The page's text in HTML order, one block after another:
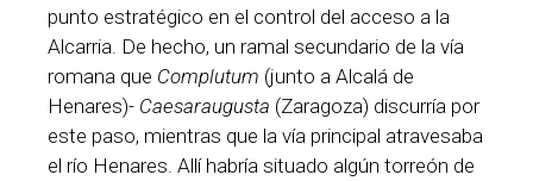
punto estratégico en el control del acceso a la
Alcarria. De hecho, un ramal secundario de la vía
romana que Complutum (junto a Alcalá de
Henares)- Caesaraugusta (Zaragoza) discurría por
este paso, mientras que la vía principal atravesaba
el río Henares. Allí habría situado algún torreón de